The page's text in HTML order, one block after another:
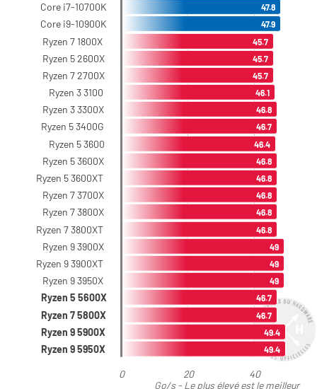
Go/s - Le plus élevé est le meilleur
0 20 40
Core i7-10700K
Core i9-10900K
Ryzen 7 1800X
Ryzen 5 2600X
Ryzen 7 2700X
Ryzen 3 3100
Ryzen 3 3300X
Ryzen 5 3400G
Ryzen 5 3600
Ryzen 5 3600X
Ryzen 5 3600XT
Ryzen 7 3700X
Ryzen 7 3800X
Ryzen 7 3800XT
Ryzen 9 3900X
Ryzen 9 3900XT
Ryzen 9 3950X
Ryzen 5 5600X
Ryzen 7 5800X
Ryzen 9 5900X
Ryzen 9 5950X
47.8
47.9
45.7
45.7
45.7
46.1
46.8
46.7
46.4
46.8
46.8
46.8
46.8
46.8
49
49
49
46.7
46.7
49.4
49.4